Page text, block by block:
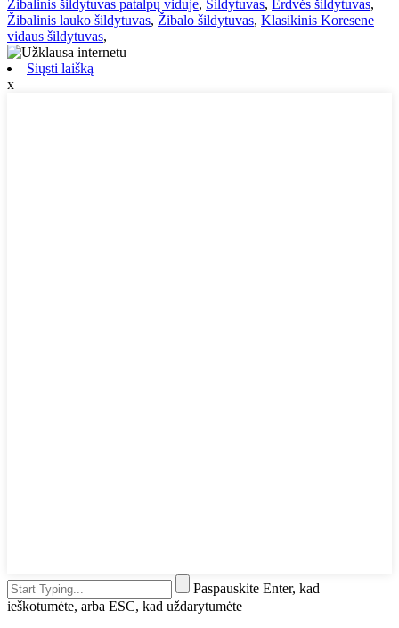
Žibalinis šildytuvas patalpų viduje, Šildytuvas, Erdvės šildytuvas,
Žibalinis lauko šildytuvas, Žibalo šildytuvas, Klasikinis Koresene
vidaus šildytuvas,
Siųsti laišką
x
Paspauskite Enter, kad
ieškotumėte, arba ESC, kad uždarytumėte